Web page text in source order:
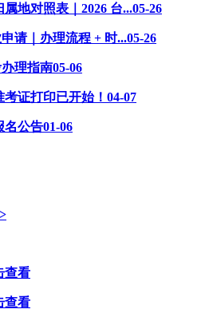
地对照表｜2026 台...05-26
请｜办理流程 + 时...05-26
理指南05-06
证打印已开始！ 04-07
名公告01-06
查看
查看